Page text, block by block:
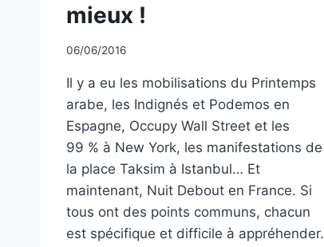
mieux !
Par
06/06/2016
Il y a eu les mobilisations du Printemps
arabe, les Indignés et Podemos en
Espagne, Occupy Wall Street et les
99 % à New York, les manifestations de
la place Taksim à Istanbul… Et
maintenant, Nuit Debout en France. Si
tous ont des points communs, chacun
est spécifique et difficile à appréhender.